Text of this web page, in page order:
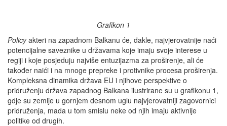
Grafikon 1
Policyakteri na zapadnom Balkanu će, dakle, najvjerovatnije naći
potencijalne saveznike u državama koje imaju svoje interese u
regiji i koje posjeduju najviše entuzijazma za proširenje, ali će
također naići i na mnoge prepreke i protivnike procesa proširenja.
Kompleksna dinamika država EU i njihove perspektive o
pridruženju država zapadnog Balkana ilustrirane su u grafikonu 1,
gdje su zemlje u gornjem desnom uglu najvjerovatniji zagovornici
pridruženja, mada u tom smislu neke od njih imaju aktivnije
politike od drugih.